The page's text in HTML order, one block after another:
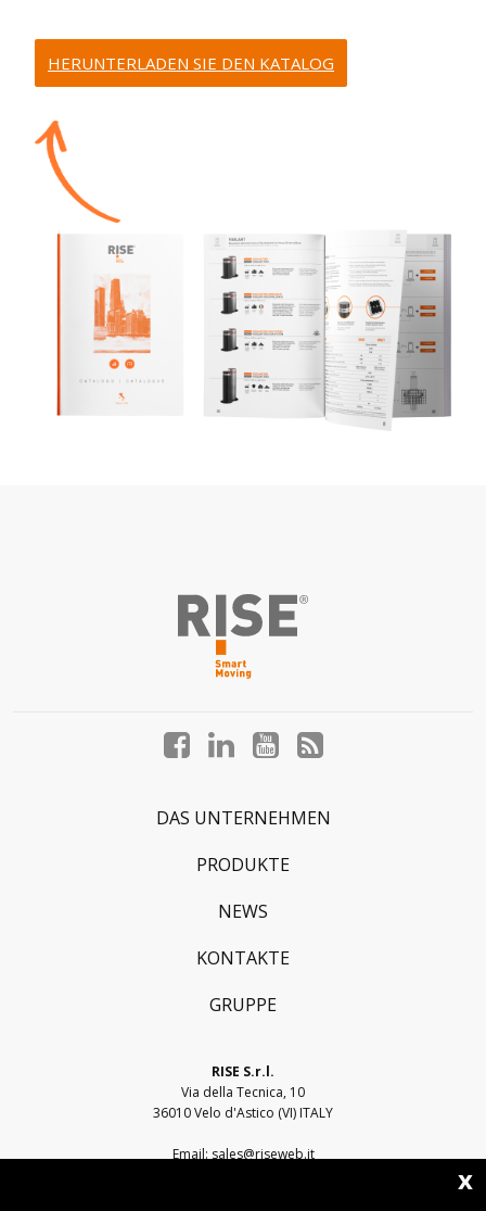
HERUNTERLADEN SIE DEN KATALOG
FacebookLinkedInYouTubeBlog
DAS UNTERNEHMEN
PRODUKTE
NEWS
KONTAKTE
GRUPPE
RISE S.r.l.
Via della Tecnica, 10
36010 Velo d'Astico (VI) ITALY
Email: sales@riseweb.it
x